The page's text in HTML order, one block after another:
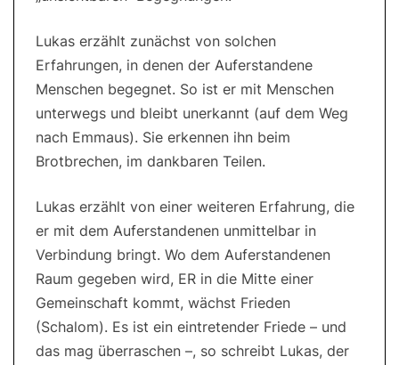
Lukas erzählt zunächst von solchen
Erfahrungen, in denen der Auferstandene
Menschen begegnet. So ist er mit Menschen
unterwegs und bleibt unerkannt (auf dem Weg
nach Emmaus). Sie erkennen ihn beim
Brotbrechen, im dankbaren Teilen.
Lukas erzählt von einer weiteren Erfahrung, die
er mit dem Auferstandenen unmittelbar in
Verbindung bringt. Wo dem Auferstandenen
Raum gegeben wird, ER in die Mitte einer
Gemeinschaft kommt, wächst Frieden
(Schalom). Es ist ein eintretender Friede – und
das mag überraschen –, so schreibt Lukas, der